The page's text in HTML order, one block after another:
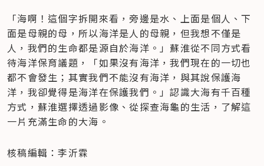
「海啊！這個字拆開來看，旁邊是水、上面是個人、下
面是母親的母，所以海洋是人的母親，但我想不僅是
人，我們的生命都是源自於海洋。」蘇淮從不同方式看
待海洋保育議題，「如果沒有海洋，我們現在的一切也
都不會發生；其實我們不能沒有海洋，與其說保護海
洋，我卻覺得是海洋在保護我們。」認識大海有千百種
方式，蘇淮選擇透過影像、從探查海龜的生活，了解這
一片充滿生命的大海。
核稿編輯：李沂霖